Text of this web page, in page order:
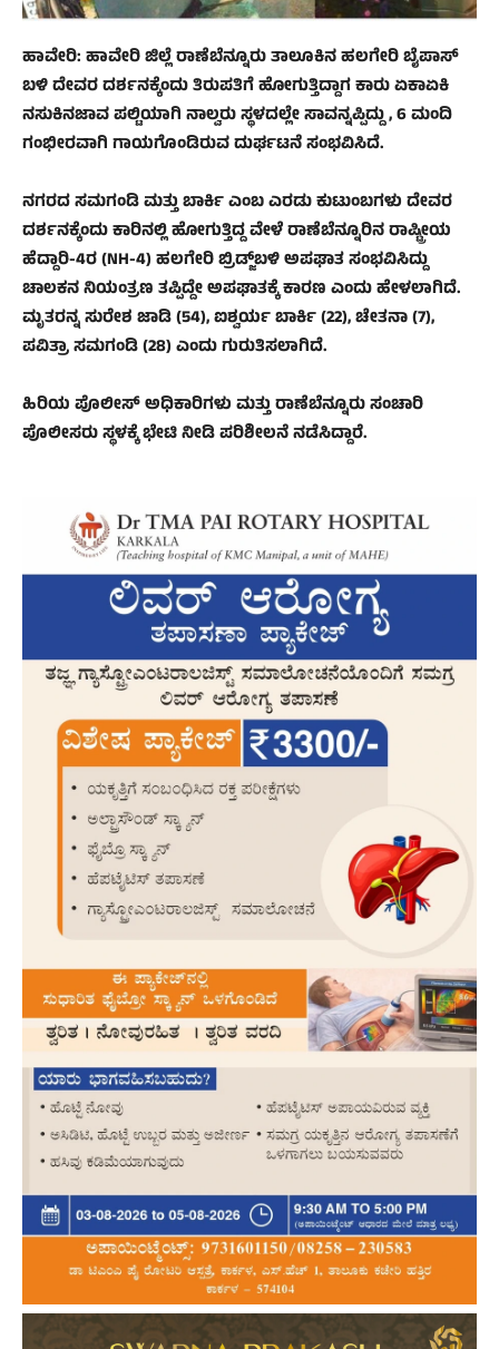
ಹಾವೇರಿ: ಹಾವೇರಿ ಜಿಲ್ಲೆ ರಾಣೆಬೆನ್ನೂರು ತಾಲೂಕಿನ ಹಲಗೇರಿ ಬೈಪಾಸ್
ಬಳಿ ದೇವರ ದರ್ಶನಕ್ಕೆಂದು ತಿರುಪತಿಗೆ ಹೋಗುತ್ತಿದ್ದಾಗ ಕಾರು ಏಕಾಏಕಿ
ನಸುಕಿನಜಾವ ಪಲ್ಟಿಯಾಗಿ ನಾಲ್ವರು ಸ್ಥಳದಲ್ಲೇ ಸಾವನ್ನಪ್ಪಿದ್ದು , 6 ಮಂದಿ
ಗಂಭೀರವಾಗಿ ಗಾಯಗೊಂಡಿರುವ ದುರ್ಘಟನೆ ಸಂಭವಿಸಿದೆ.
ನಗರದ ಸಮಗಂಡಿ ಮತ್ತು ಬಾರ್ಕಿ ಎಂಬ ಎರಡು ಕುಟುಂಬಗಳು ದೇವರ
ದರ್ಶನಕ್ಕೆಂದು ಕಾರಿನಲ್ಲಿ ಹೋಗುತ್ತಿದ್ದ ವೇಳೆ ರಾಣೆಬೆನ್ನೂರಿನ ರಾಷ್ಟ್ರೀಯ
ಹೆದ್ದಾರಿ-4ರ (NH-4) ಹಲಗೇರಿ ಬ್ರಿಡ್ಜ್‌ಬಳಿ ಅಪಘಾತ ಸಂಭವಿಸಿದ್ದು
ಚಾಲಕನ ನಿಯಂತ್ರಣ ತಪ್ಪಿದ್ದೇ ಅಪಘಾತಕ್ಕೆ ಕಾರಣ ಎಂದು ಹೇಳಲಾಗಿದೆ.
ಮೃತರನ್ನ ಸುರೇಶ ಜಾಡಿ (54), ಐಶ್ವರ್ಯ ಬಾರ್ಕಿ (22), ಚೇತನಾ (7),
ಪವಿತ್ರಾ ಸಮಗಂಡಿ (28) ಎಂದು ಗುರುತಿಸಲಾಗಿದೆ.
ಹಿರಿಯ ಪೊಲೀಸ್ ಅಧಿಕಾರಿಗಳು ಮತ್ತು ರಾಣೆಬೆನ್ನೂರು ಸಂಚಾರಿ
ಪೊಲೀಸರು ಸ್ಥಳಕ್ಕೆ ಭೇಟಿ ನೀಡಿ ಪರಿಶೀಲನೆ ನಡೆಸಿದ್ದಾರೆ.